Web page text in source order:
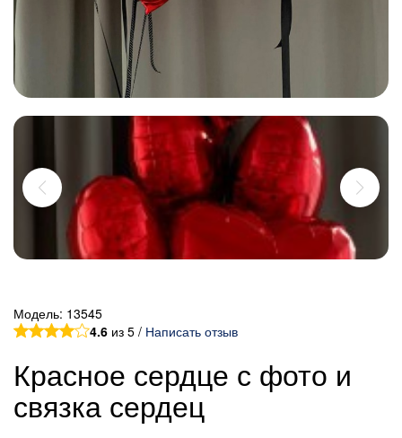
Модель: 13545
4.6 из 5 / Написать отзыв
Красное сердце с фото и
связка сердец